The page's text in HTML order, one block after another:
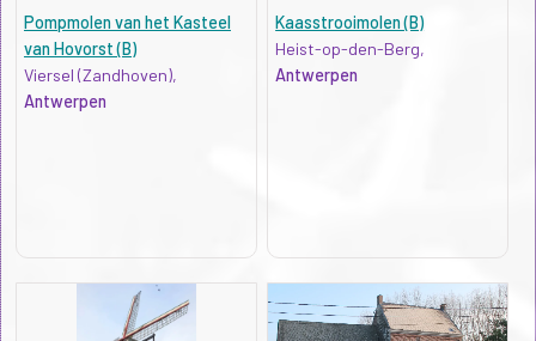
Pompmolen van het Kasteel
van Hovorst (B)
Viersel (Zandhoven),
Antwerpen
Kaasstrooimolen (B)
Heist-op-den-Berg,
Antwerpen